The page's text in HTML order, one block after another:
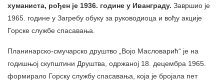
хуманиста, рођен је 1936. године у Иванграду. Завршио је
1965. године у Загребу обуку за руководиоца и вођу акције
Горске службе спасавања.
Планинарско-смучарско друштвo „Војо Масловарић“ je на
годишњој скупштини Друштва, одржаној 18. децембра 1965.
формирало Горску службу спасавања, која је бројала пет